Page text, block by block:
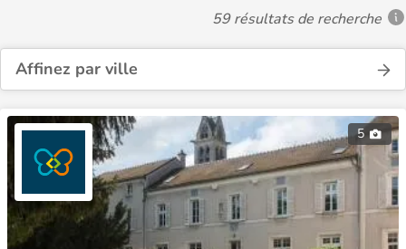
59 résultats de recherche
Affinez par ville
5